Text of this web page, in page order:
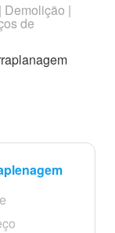
Demolição |
de